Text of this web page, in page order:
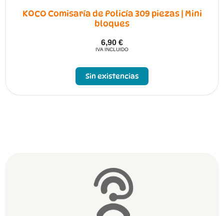
KOCO Comisaría de Policía 309 piezas | Mini
bloques
6,90 €
IVA INCLUIDO
Sin existencias